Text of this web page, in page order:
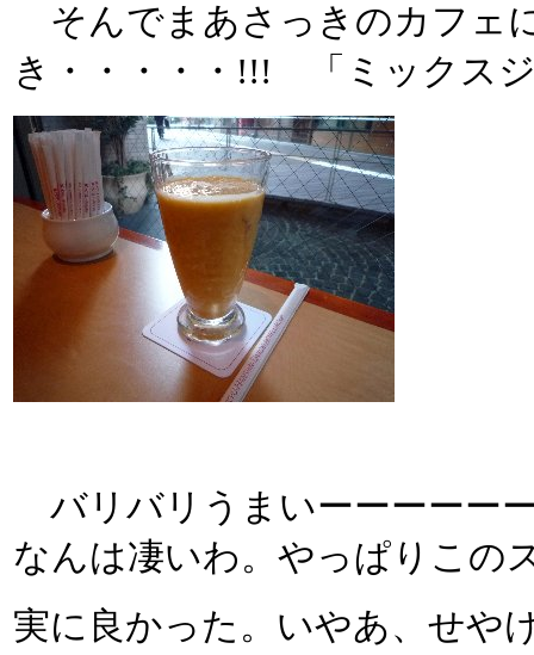
そんでまあさっきのカフェ
き・・・・・!!! 「ミックス
バリバリうまいーーーーー
なんは凄いわ。やっぱりこの
実に良かった。いやあ、せや